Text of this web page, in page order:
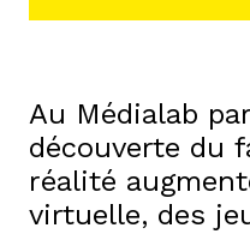
Au Médialab
découverte du
réalité
virtuelle, des